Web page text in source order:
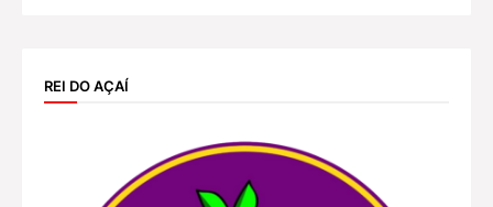
REI DO AÇAÍ